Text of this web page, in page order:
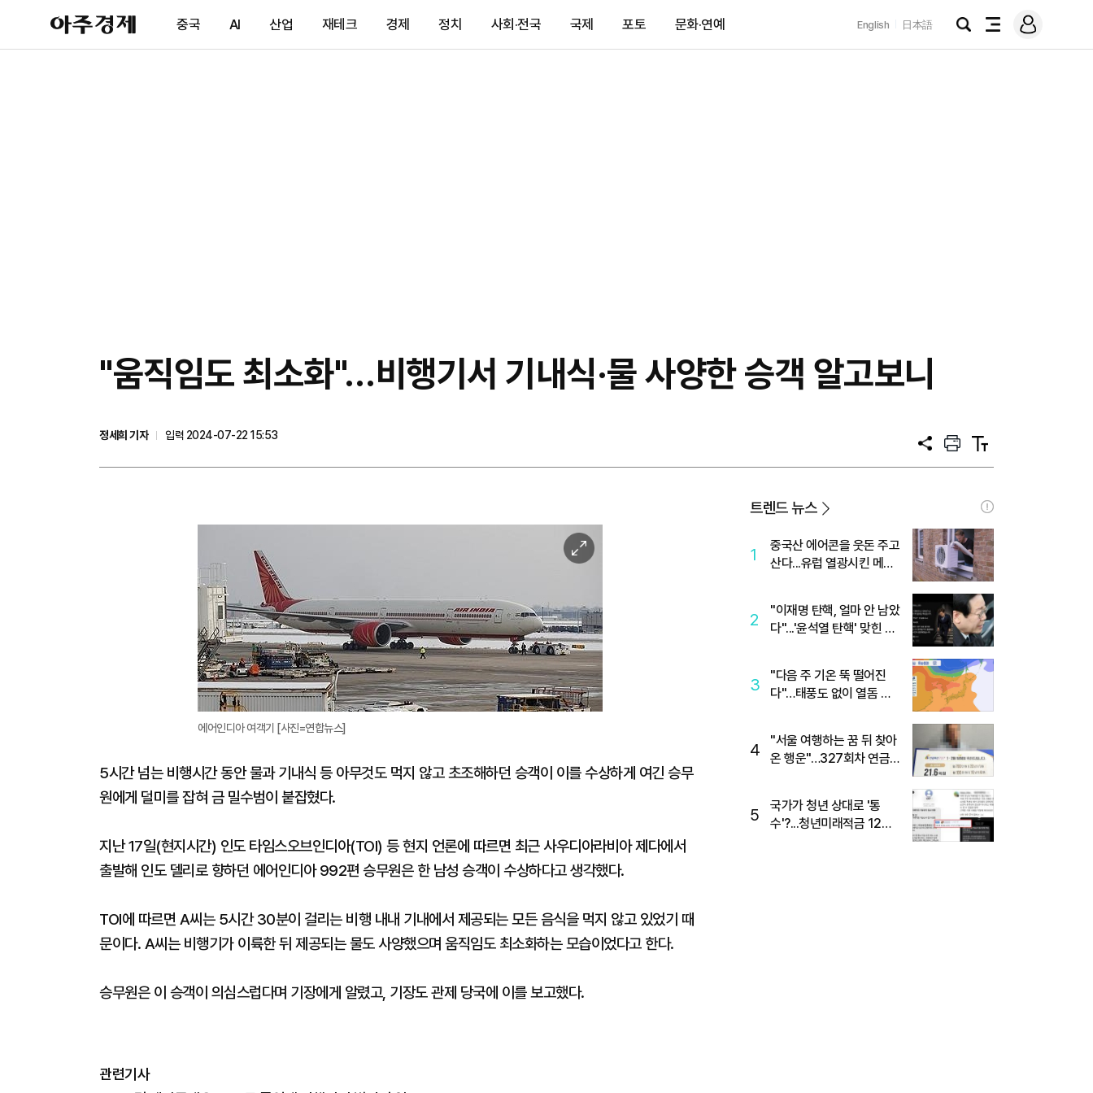
아
주
제
중국 AI 산업 재테크 경제 정치 사회·전국 국제 포토 문화·연예 English 日本語
검
전
메
그
"움직임도 최소화"…비행기서 기내식·물 사양한 승객 알고보니
정세희 기자
입력 2024-07-22 15:53
공
프
트
텍
트
이
미
확
대
에어인디아 여객기 [사진=연합뉴스]
5시간 넘는 비행시간 동안 물과 기내식 등 아무것도 먹지 않고 초조해하던 승객이 이를 수상하게 여긴 승무
원에게 덜미를 잡혀 금 밀수범이 붙잡혔다.
지난 17일(현지시간) 인도 타임스오브인디아(TOI) 등 현지 언론에 따르면 최근 사우디아라비아 제다에서
출발해 인도 델리로 향하던 에어인디아 992편 승무원은 한 남성 승객이 수상하다고 생각했다.
TOI에 따르면 A씨는 5시간 30분이 걸리는 비행 내내 기내에서 제공되는 모든 음식을 먹지 않고 있었기 때
문이다. A씨는 비행기가 이륙한 뒤 제공되는 물도 사양했으며 움직임도 최소화하는 모습이었다고 한다.
승무원은 이 승객이 의심스럽다며 기장에게 알렸고, 기장도 관제 당국에 이를 보고했다.
관련기사
트렌드 뉴스
1
중국산 에어콘을 웃돈 주고
산다...유럽 열광시킨 메이
2
"이재명 탄핵, 얼마 안 남았
다"...'윤석열 탄핵' 맞힌 무
3
"다음 주 기온 뚝 떨어진
다"…태풍도 없이 열돔 박
4
"서울 여행하는 꿈 뒤 찾아
온 행운"…327회차 연금
5
국가가 청년 상대로 '통
수'?...청년미래적금 12%